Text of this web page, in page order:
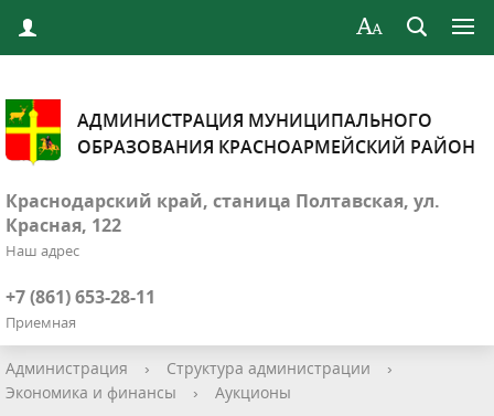
АДМИНИСТРАЦИЯ МУНИЦИПАЛЬНОГО
ОБРАЗОВАНИЯ КРАСНОАРМЕЙСКИЙ РАЙОН
Краснодарский край, станица Полтавская, ул.
Красная, 122
Наш адрес
+7 (861) 653-28-11
Приемная
Администрация › Структура администрации
›
Экономика и финансы
› Аукционы